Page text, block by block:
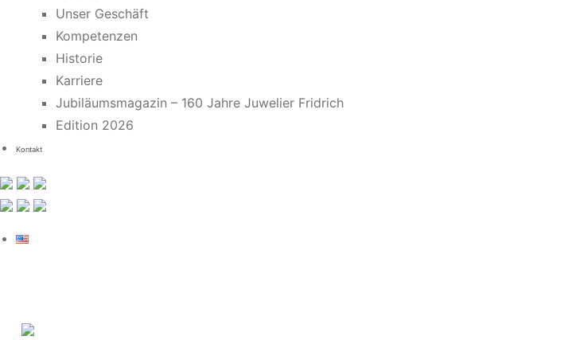
Unser Geschäft
Kompetenzen
Historie
Karriere
Jubiläumsmagazin – 160 Jahre Juwelier Fridrich
Edition 2026
Kontakt